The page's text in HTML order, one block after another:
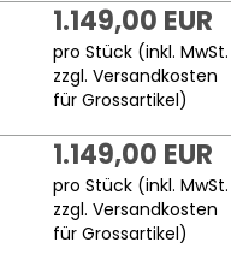
1.149,00 EUR
pro Stück (inkl. MwSt.
zzgl.Versandkosten
für Grossartikel)
1.149,00 EUR
pro Stück (inkl. MwSt.
zzgl.Versandkosten
für Grossartikel)